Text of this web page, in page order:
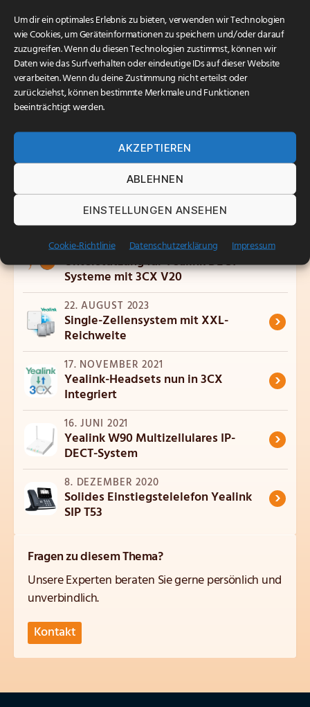
Um dir ein optimales Erlebnis zu bieten, verwenden wir Technologien
wie Cookies, um Geräteinformationen zu speichern und/oder darauf
zuzugreifen. Wenn du diesen Technologien zustimmst, können wir
Daten wie das Surfverhalten oder eindeutige IDs auf dieser Website
verarbeiten. Wenn du deine Zustimmung nicht erteilst oder
zurückziehst, können bestimmte Merkmale und Funktionen
beeinträchtigt werden.
AKZEPTIEREN
ABLEHNEN
EINSTELLUNGEN ANSEHEN
Cookie-Richtlinie Datenschutzerklärung Impressum
Nicht zuletzt wegen der hohen Qualität und
intuitiven Bedienbarkeit der Geräte ist Yealink auch
bei uns in der internen
Unternehmenskommunikation das Mittel der Wahl.
Eine Auswahl an aktuellen Yealink-Modellen finden
Sie auf unserer
Verwandte Artikel
AAKS Alarmserver 4.08:
Unterstützung für Yealink DECT-
Systeme mit 3CX V20
›
22. AUGUST 2023
Single-Zellensystem mit XXL-
Reichweite ›
17. NOVEMBER 2021
Yealink-Headsets nun in 3CX
Integriert ›
16. JUNI 2021
Yealink W90 Multizellulares IP-
DECT-System ›
8. DEZEMBER 2020
Solides Einstiegstelelefon Yealink
SIP T53 ›
Fragen zu diesem Thema?
Unsere Experten beraten Sie gerne persönlich und
unverbindlich.
Kontakt